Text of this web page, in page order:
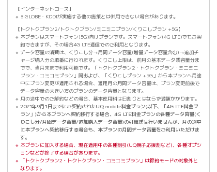
インターネットコース
BIGLOBE・KDDIが実施する他の施策とは併用できない場合があります。
トクトクプラン2/トクトクプラン/ミニミニプラン/くりこしプラン +5G
本プランはスマートフォン(5G)向けプランです。スマートフォン(4G LTE)でもご契
約できますが、その場合4G LTE通信でのご利用となります。
データ容量の消費は、くりこし分→月間データ容量(増量データ容量含む)→追加チ
ャージ購入分の順番に行われます。くりこし上限は、前月の基本データ残容量分ま
でで、当月末まで利用可能です。「トクトクプラン2・トクトクプラン・ミニミニ
プラン・コミコミプラン」間および、「くりこしプラン +5G」から本プランへ月途
中にプラン変更が適用される場合、適用月の月間データ容量は、プラン変更前後で
データ容量の大きい方のプランのデータ容量となります。
月の途中でのご解約などの場合、基本使用料は日割りとはならず満額かかります。
2021年9月1日までにご契約されたUQ mobile料金プラン(以下、「4G LTE料金プ
ラン」)から本プランへ契約移行する場合、4G LTE料金プランの各種データ容量(く
りこし分/月間データ容量/追加購入データ容量)の引継ぎは行いませんが、月の途中
に本プランへ契約移行する場合も、本プランの月間データ容量をご利用いただけま
す。
本プランに加入する場合、現在適用中の各種割引(UQ親子応援割など)、各種オプシ
ョンなどが終了する場合があります。
「トクトクプラン2・トクトクプラン・コミコミプラン」は節約モードの対象外と
なります。